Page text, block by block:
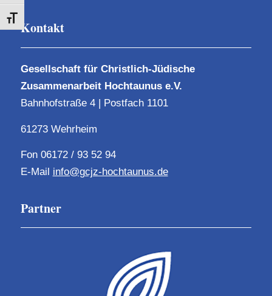
Schrift vergrößern
Kontakt
Gesellschaft für Christlich-Jüdische
Zusammenarbeit Hochtaunus e.V.
Bahnhofstraße 4 | Postfach 1101
61273 Wehrheim
Fon 06172 / 93 52 94
E-Mail info@gcjz-hochtaunus.de
Partner